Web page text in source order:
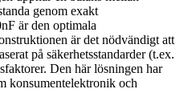
genom exakt
är den optimala
är det nödvändigt att
på säkerhetsstandarder (t.ex.
Den här lösningen har
konsumentelektronik och